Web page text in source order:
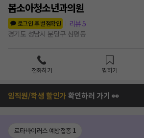
봄소아청소년과의원
로그인 후 별점확인
리뷰5
경기도 성남시 분당구 삼평동
전화하기 찜하기
임직원/학생 할인가확인하러 가기 👀
로타바이러스 예방접종 1